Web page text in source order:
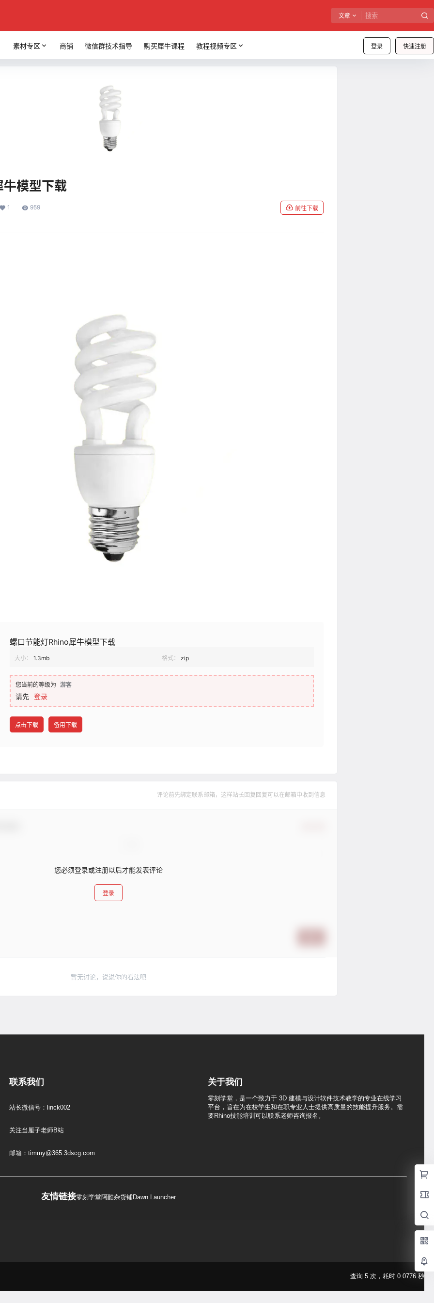
文章
登录 快速注册
素材专区 商铺 微信群技术指导 购买犀牛课程 教程视频专区
模型下载
1 959 前往下载
螺口节能灯Rhino犀牛模型下载
大小： 1.3mb 格式： zip
您当前的等级为 游客
请先 登录
点击下载 备用下载
评论前先绑定联系邮箱，这样站长回复回复可以在邮箱中收到信息
您必须登录或注册以后才能发表评论
登录
暂无讨论，说说你的看法吧
联系我们
站长微信号：linck002
关注当厘子老师B站
邮箱：timmy@365.3dscg.com
关于我们
零刻学堂，是一个致力于 3D 建模与设计软件技术教学的专业在线学习
平台，旨在为在校学生和在职专业人士提供高质量的技能提升服务。需
要Rhino技能培训可以联系老师咨询报名。
友情链接零刻学堂阿酷杂货铺Dawn Launcher
查询 5 次，耗时 0.0776 秒